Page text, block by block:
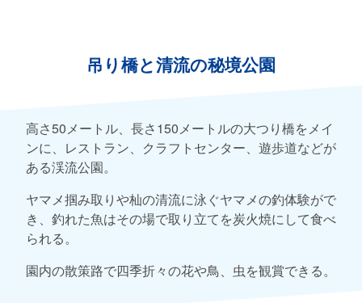
吊り橋と清流の秘境公園
高さ50メートル、長さ150メートルの大つり橋をメイ
ンに、レストラン、クラフトセンター、遊歩道などが
ある渓流公園。
ヤマメ掴み取りや杣の清流に泳ぐヤマメの釣体験がで
き、釣れた魚はその場で取り立てを炭火焼にして食べ
られる。
園内の散策路で四季折々の花や鳥、虫を観賞できる。